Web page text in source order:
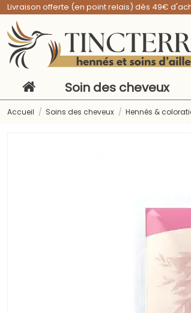
Livraison offerte (en point relais) dès 49€
Soin des cheveux
Accueil Soins des cheveux Hennés &